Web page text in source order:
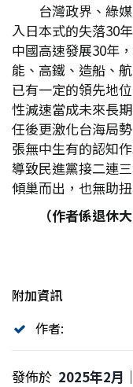
台灣政界、綠
入日本式的失落30
中國高速發展30年
能、高鐵、造船、
已有一定的領先地
性減速當成未來長
任後更激化台海局
張無中生有的認知
導致民進黨接二連
傾巢而出，也無助
（作者係退休
附加資訊
作者:
發佈於 2025年2月